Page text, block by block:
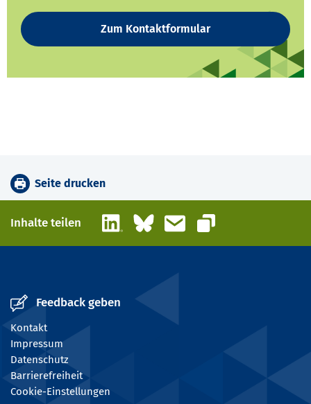
Zum Kontaktformular
Seite drucken
Inhalte teilen LinkedInBlueskyE-Mail
Link kopieren
Feedback geben
Kontakt
Impressum
Datenschutz
Barrierefreiheit
Cookie-Einstellungen